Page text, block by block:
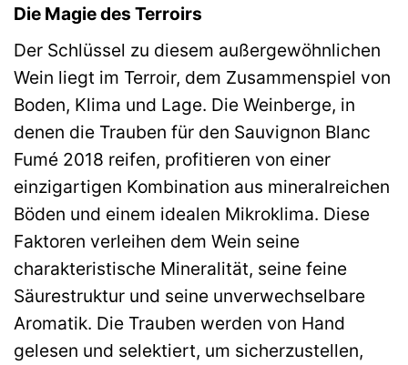
Die Magie des Terroirs
Der Schlüssel zu diesem außergewöhnlichen
Wein liegt im Terroir, dem Zusammenspiel von
Boden, Klima und Lage. Die Weinberge, in
denen die Trauben für den Sauvignon Blanc
Fumé 2018 reifen, profitieren von einer
einzigartigen Kombination aus mineralreichen
Böden und einem idealen Mikroklima. Diese
Faktoren verleihen dem Wein seine
charakteristische Mineralität, seine feine
Säurestruktur und seine unverwechselbare
Aromatik. Die Trauben werden von Hand
gelesen und selektiert, um sicherzustellen,